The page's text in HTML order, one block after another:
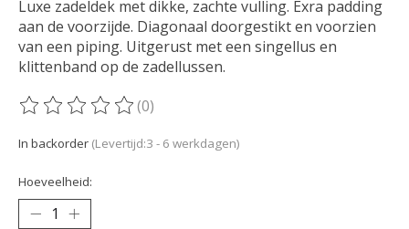
Luxe zadeldek met dikke, zachte vulling. Exra padding
aan de voorzijde. Diagonaal doorgestikt en voorzien
van een piping. Uitgerust met een singellus en
klittenband op de zadellussen.
De beoordeling van dit product is
(0)
In backorder (Levertijd:3 - 6 werkdagen)
Hoeveelheid: